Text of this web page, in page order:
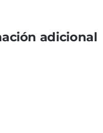
adicional